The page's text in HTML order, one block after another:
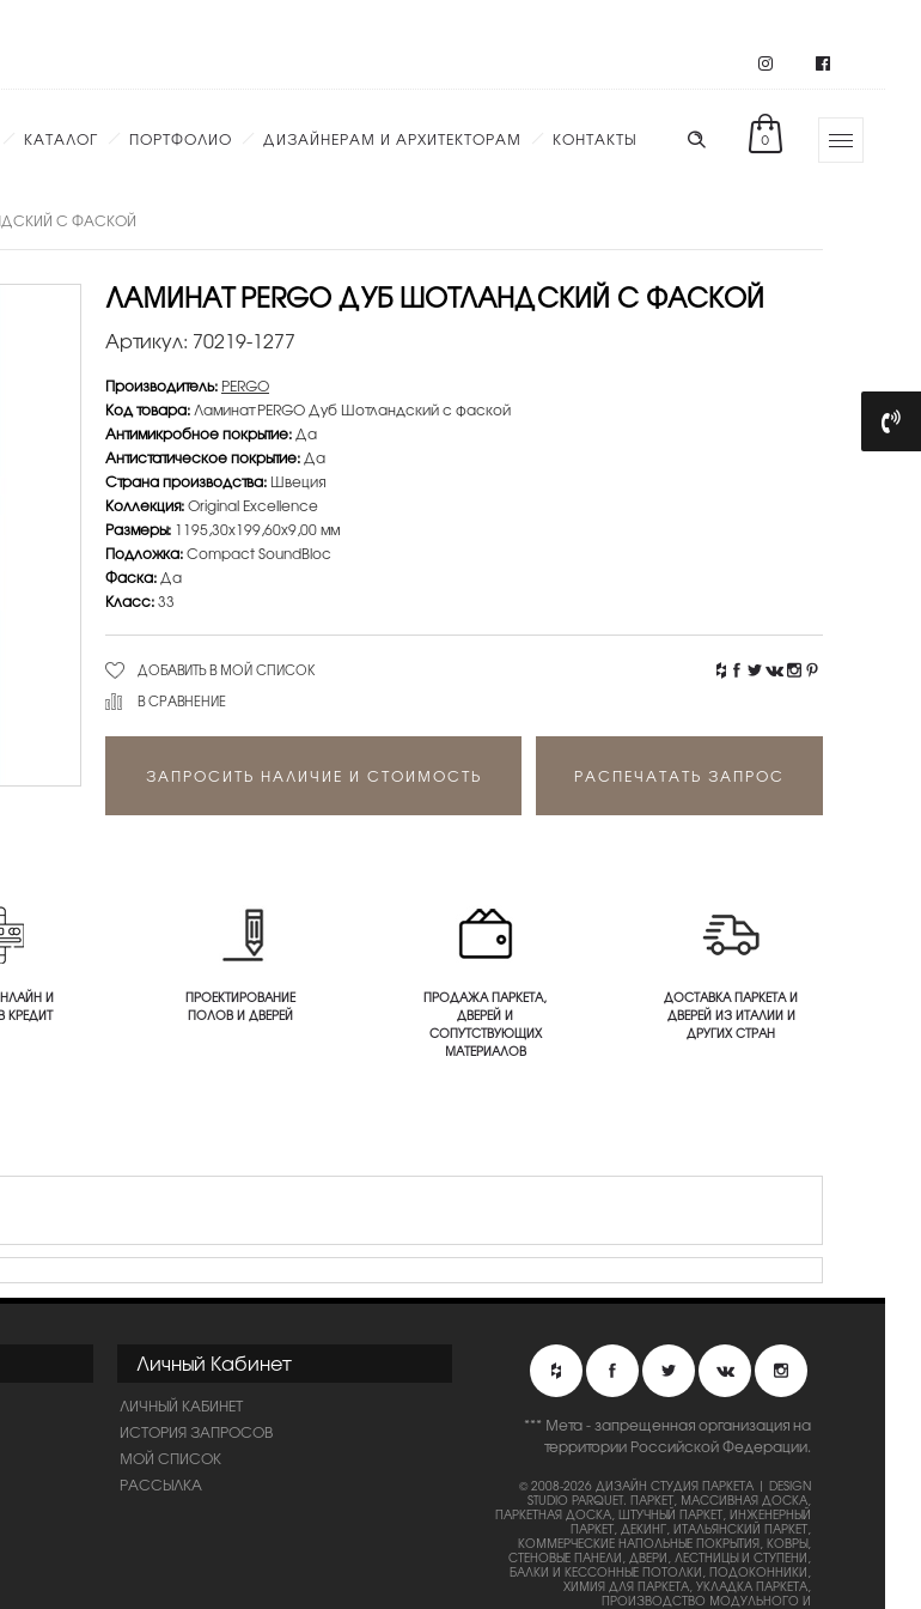
0
КАТАЛОГ ПОРТФОЛИО ДИЗАЙНЕРАМ И АРХИТЕКТОРАМ КОНТАКТЫ
С ФАСКОЙ
ЛАМИНАТ PERGO ДУБ ШОТЛАНДСКИЙ С ФАСКОЙ
Артикул: 70219-1277
Производитель: PERGO
Код товара:Ламинат PERGO Дуб Шотландский с фаской
Антимикробное покрытие:Да
Антистатическое покрытие:Да
Страна производства: Швеция
Коллекция:Original Excellence
Размеры: 1195,30х199,60х9,00 мм
Подложка:Compact SoundBloc
Фаска:Да
Класс:33
ДОБАВИТЬ В МОЙ СПИСОК
В СРАВНЕНИЕ
ЗАПРОСИТЬ НАЛИЧИЕ И СТОИМОСТЬ РАСПЕЧАТАТЬ ЗАПРОС
И
КРЕДИТ
ПРОЕКТИРОВАНИЕ
ПОЛОВ И ДВЕРЕЙ
ПРОДАЖА ПАРКЕТА,
ДВЕРЕЙ И
СОПУТСТВУЮЩИХ
МАТЕРИАЛОВ
ДОСТАВКА ПАРКЕТА И
ДВЕРЕЙ ИЗ ИТАЛИИ И
ДРУГИХ СТРАН
Личный Кабинет
ЛИЧНЫЙ КАБИНЕТ
ИСТОРИЯ ЗАПРОСОВ
МОЙ СПИСОК
РАССЫЛКА
*** Мета - запрещенная организация на
территории Российской Федерации.
© 2008-2026 ДИЗАЙН СТУДИЯ ПАРКЕТА | DESIGN
STUDIO PARQUET. ПАРКЕТ, МАССИВНАЯ ДОСКА,
ПАРКЕТНАЯ ДОСКА, ШТУЧНЫЙ ПАРКЕТ, ИНЖЕНЕРНЫЙ
ПАРКЕТ, ДЕКИНГ, ИТАЛЬЯНСКИЙ ПАРКЕТ,
КОММЕРЧЕСКИЕ НАПОЛЬНЫЕ ПОКРЫТИЯ, КОВРЫ,
СТЕНОВЫЕ ПАНЕЛИ, ДВЕРИ, ЛЕСТНИЦЫ И СТУПЕНИ,
БАЛКИ И КЕССОННЫЕ ПОТОЛКИ, ПОДОКОННИКИ,
ХИМИЯ ДЛЯ ПАРКЕТА, УКЛАДКА ПАРКЕТА,
ПРОИЗВОДСТВО МОДУЛЬНОГО И